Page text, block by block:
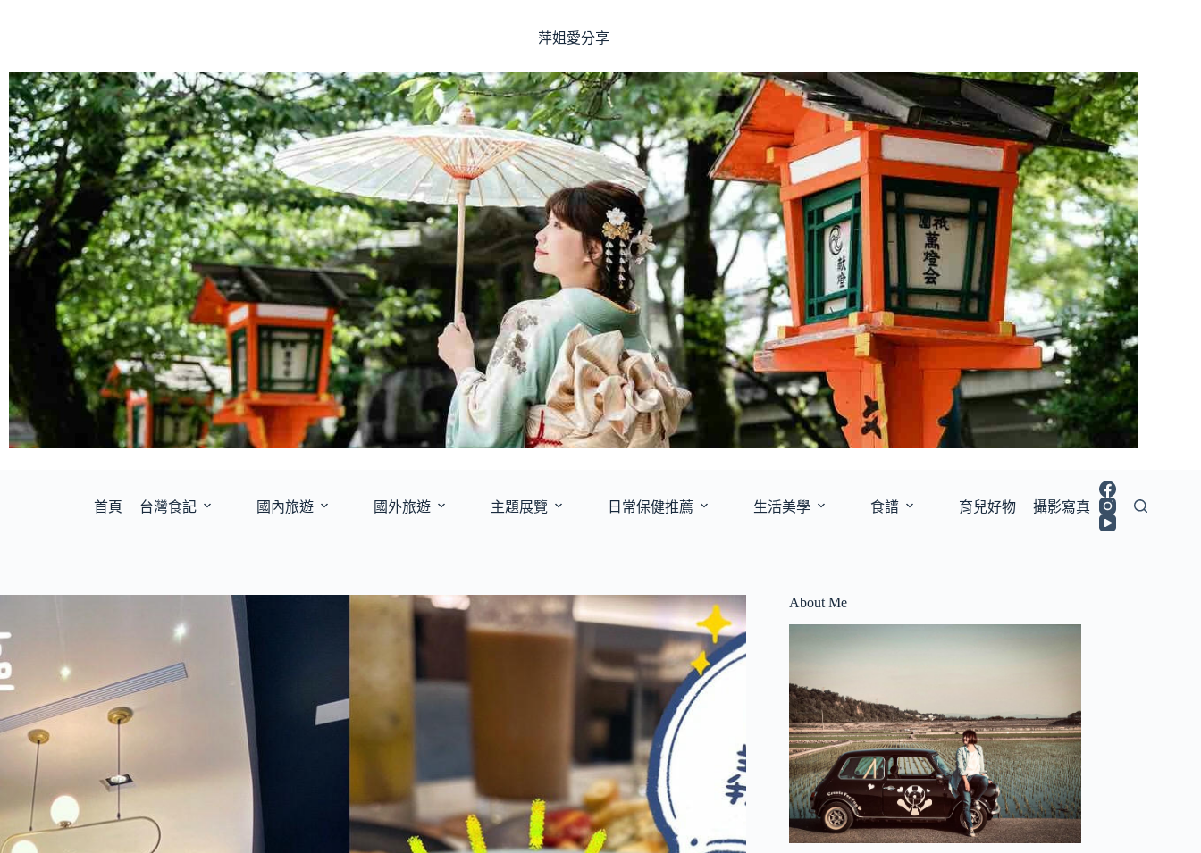
要
內
容
萍姐愛分享
首頁 台灣食記 國內旅遊 國外旅遊 主題展覽 日常保健推薦 生活美學 食譜 育兒好物 攝影寫真
About Me